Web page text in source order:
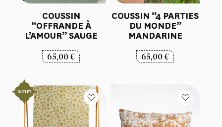
COUSSIN
“OFFRANDE À
L’AMOUR” SAUGE
65,00€
COUSSIN “4 PARTIES
DU MONDE”
MANDARINE
65,00€